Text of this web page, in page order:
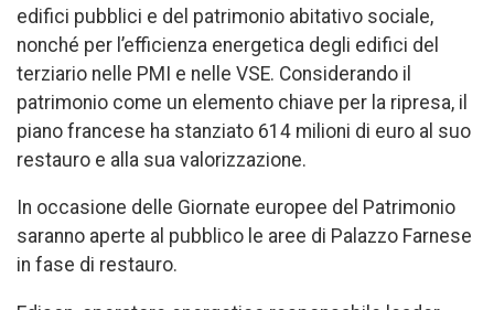
edifici pubblici e del patrimonio abitativo sociale,
nonché per l’efficienza energetica degli edifici del
terziario nelle PMI e nelle VSE. Considerando il
patrimonio come un elemento chiave per la ripresa, il
piano francese ha stanziato 614 milioni di euro al suo
restauro e alla sua valorizzazione.
In occasione delle Giornate europee del Patrimonio
saranno aperte al pubblico le aree di Palazzo Farnese
in fase di restauro.